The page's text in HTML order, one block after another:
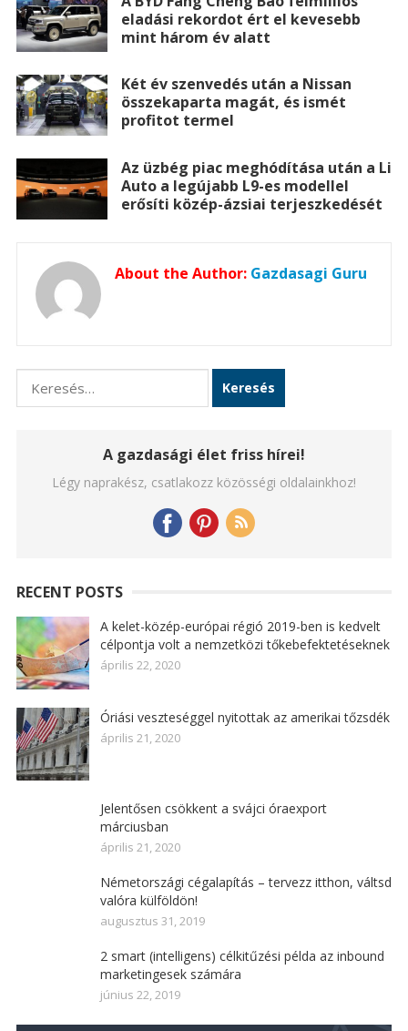
eladási rekordot ért el kevesebb
mint három év alatt
Két év szenvedés után a Nissan
összekaparta magát, és ismét
profitot termel
Az üzbég piac meghódítása után a Li
Auto a legújabb L9-es modellel
erősíti közép-ázsiai terjeszkedését
About the Author: Gazdasagi Guru
Keresés:
A gazdasági élet friss hírei!
Légy naprakész, csatlakozz közösségi oldalainkhoz!
RECENT POSTS
A kelet-közép-európai régió 2019-ben is kedvelt
célpontja volt a nemzetközi tőkebefektetéseknek
április 22, 2020
Óriási veszteséggel nyitottak az amerikai tőzsdék
április 21, 2020
Jelentősen csökkent a svájci óraexport
márciusban
április 21, 2020
Németországi cégalapítás – tervezz itthon, váltsd
valóra külföldön!
augusztus 31, 2019
2 smart (intelligens) célkitűzési példa az inbound
marketingesek számára
június 22, 2019